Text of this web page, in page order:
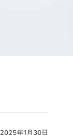
2025年1月30日